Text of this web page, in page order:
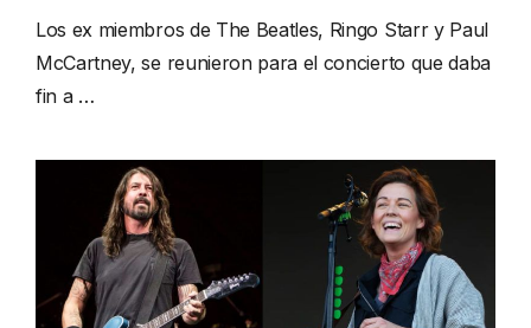
Los ex miembros de The Beatles, Ringo Starr y Paul
McCartney, se reunieron para el concierto que daba
fin a …